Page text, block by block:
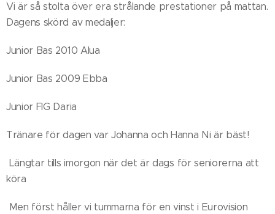
Vi är så stolta över era strålande prestationer på mattan.
Dagens skörd av medaljer:
Junior Bas 2010 Alua
Junior Bas 2009 Ebba
Junior FIG Daria
Tränare för dagen var Johanna och Hanna Ni är bäst!
Längtar tills imorgon när det är dags för seniorerna att
köra
Men först håller vi tummarna för en vinst i Eurovision